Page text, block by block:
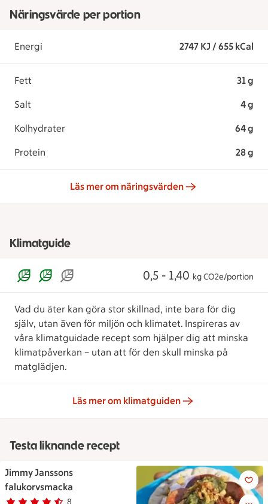
Näringsvärde per portion
Energi 2747 KJ / 655 kCal
Fett 31 g
Salt 4 g
Kolhydrater 64 g
Protein 28 g
Läs mer om näringsvärden
Klimatguide
0,5 - 1,40 kg CO2e/portion
Vad du äter kan göra stor skillnad, inte bara för dig
själv, utan även för miljön och klimatet. Inspireras av
våra klimatguidade recept som hjälper dig att minska
klimatpåverkan – utan att för den skull minska på
matglädjen.
Läs mer om klimatguiden
Testa liknande recept
Jimmy Janssons
falukorvsmacka
8
Jimmy Janssons